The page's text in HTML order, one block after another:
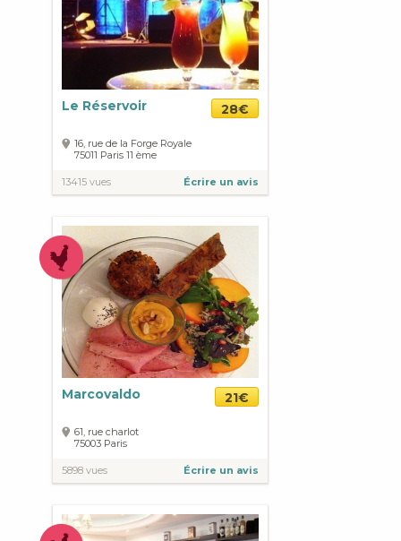
Le Réservoir 28€
16, rue de la Forge Royale
75011 Paris 11 ème
13415 vues Écrire un avis
Marcovaldo 21€
61, rue charlot
75003 Paris
5898 vues Écrire un avis